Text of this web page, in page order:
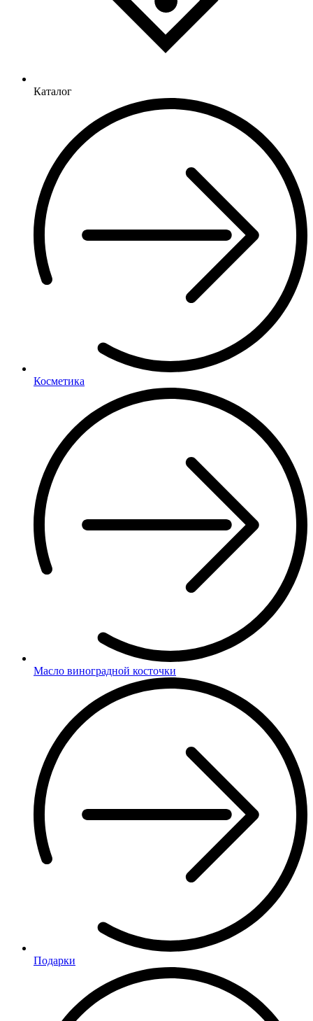
Каталог
Косметика
Масло виноградной косточки
Подарки